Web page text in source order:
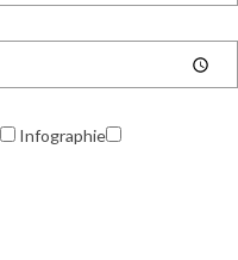
Infographie